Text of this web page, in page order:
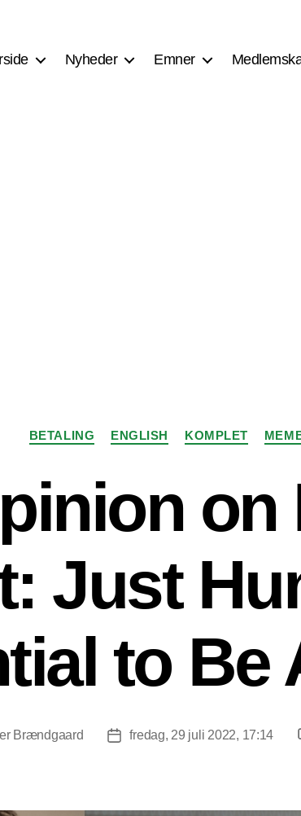
Nyheder Emner
Kategorier
BETALING ENGLISH KOMPLET
on
Just
to Be
Brændgaard Indlægsdato
fredag, 29 juli 2022, 17:14